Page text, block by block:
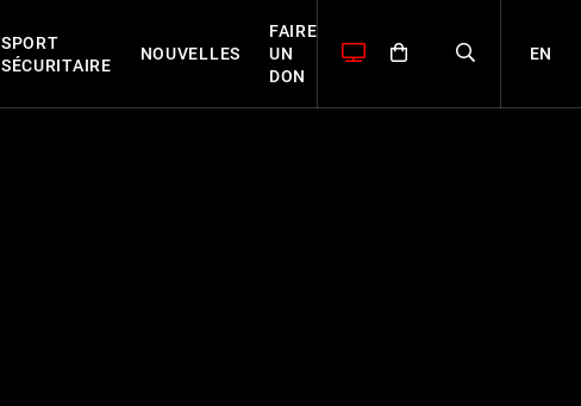
SPORT
SÉCURITAIRE
NOUVELLES
FAIRE
UN
DON
EN